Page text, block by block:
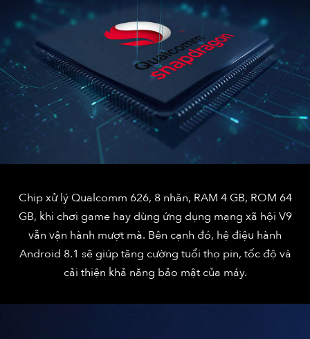
Chip xử lý Qualcomm 626, 8 nhân, RAM 4 GB, ROM 64
GB, khi chơi game hay dùng ứng dụng mạng xã hội V9
vẫn vận hành mượt mà. Bên cạnh đó, hệ điệu hành
Android 8.1 sẽ giúp tăng cường tuổi thọ pin, tốc độ và
cải thiện khả năng bảo mật của máy.